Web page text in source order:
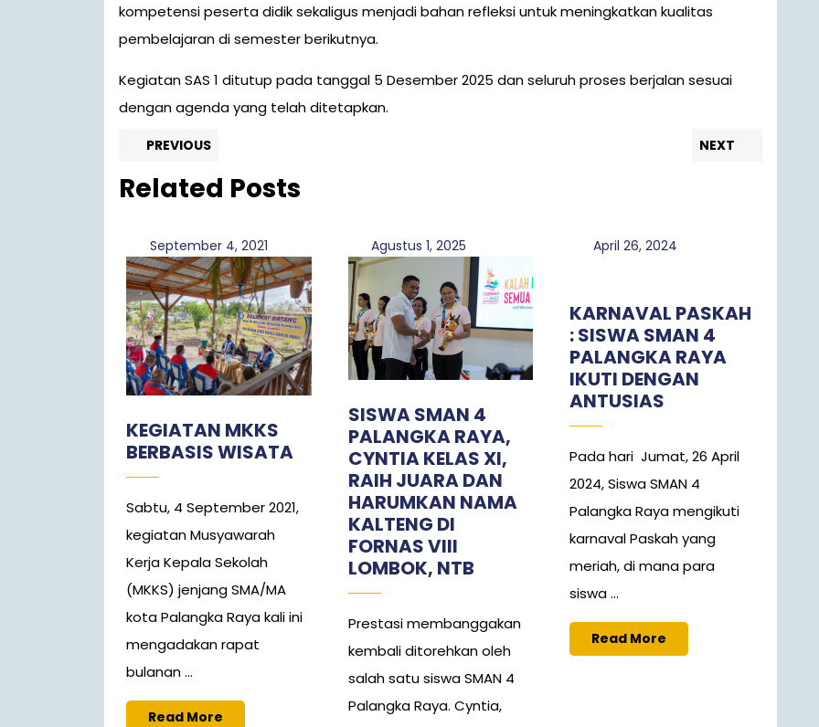
kompetensi peserta didik sekaligus menjadi bahan refleksi untuk meningkatkan kualitas
pembelajaran di semester berikutnya.
Kegiatan SAS 1 ditutup pada tanggal 5 Desember 2025 dan seluruh proses berjalan sesuai
dengan agenda yang telah ditetapkan.
Navigasi
pos
PREVIOUS NEXT
Related Posts
September 4, 2021September
4,
2021
KEGIATAN MKKS
BERBASIS WISATA
Sabtu, 4 September 2021,
kegiatan Musyawarah
Kerja Kepala Sekolah
(MKKS) jenjang SMA/MA
kota Palangka Raya kali ini
mengadakan rapat
bulanan ...
Read More
Agustus 1, 2025
1,
2025
SISWA SMAN 4
PALANGKA RAYA,
CYNTIA KELAS XI,
RAIH JUARA DAN
HARUMKAN NAMA
KALTENG DI
FORNAS VIII
LOMBOK, NTB
Prestasi membanggakan
kembali ditorehkan oleh
salah satu siswa SMAN 4
Palangka Raya. Cyntia,
April 26, 2024April
KARNAVAL PASKAH
: SISWA SMAN 4
PALANGKA RAYA
IKUTI DENGAN
ANTUSIAS
Pada hari Jumat, 26 April
2024, Siswa SMAN 4
Palangka Raya mengikuti
karnaval Paskah yang
meriah, di mana para
siswa ...
Read More
More